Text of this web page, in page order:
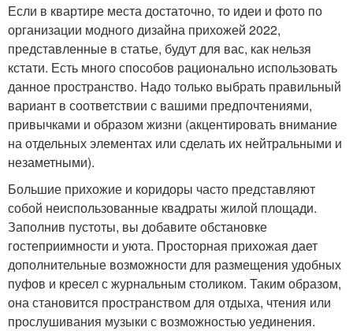
Если в квартире места достаточно, то идеи и фото по
организации модного дизайна прихожей 2022,
представленные в статье, будут для вас, как нельзя
кстати. Есть много способов рационально использовать
данное пространство. Надо только выбрать правильный
вариант в соответствии с вашими предпочтениями,
привычками и образом жизни (акцентировать внимание
на отдельных элементах или сделать их нейтральными и
незаметными).
Большие прихожие и коридоры часто представляют
собой неиспользованные квадраты жилой площади.
Заполнив пустоты, вы добавите обстановке
гостеприимности и уюта. Просторная прихожая дает
дополнительные возможности для размещения удобных
пуфов и кресел с журнальным столиком. Таким образом,
она становится пространством для отдыха, чтения или
прослушивания музыки с возможностью уединения.